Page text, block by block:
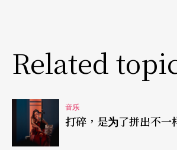
疑、渴望、挣扎等情绪中，进入皆
《风流寡妇》从首演起，至雷哈尔
年间总共上演超过三十万次，并被
Related
音乐
打碎，是为了拼出不一